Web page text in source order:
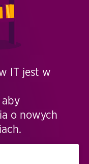
IT jest w
aby
o nowych